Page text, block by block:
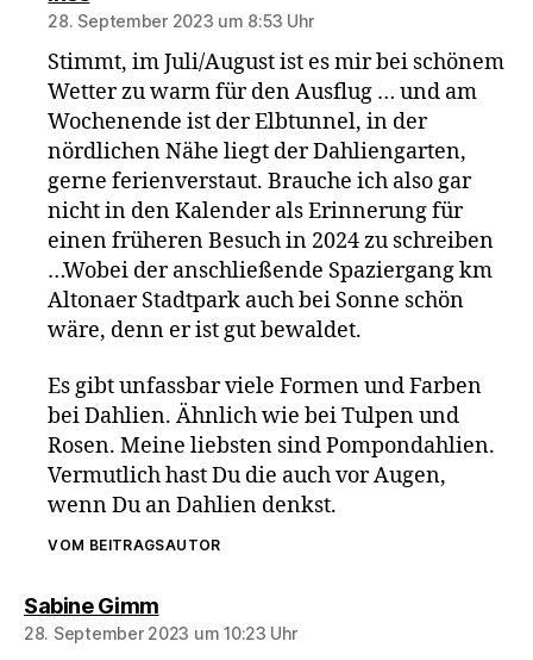
28. September 2023 um 8:53 Uhr
Stimmt, im Juli/August ist es mir bei schönem
Wetter zu warm für den Ausflug … und am
Wochenende ist der Elbtunnel, in der
nördlichen Nähe liegt der Dahliengarten,
gerne ferienverstaut. Brauche ich also gar
nicht in den Kalender als Erinnerung für
einen früheren Besuch in 2024 zu schreiben
…Wobei der anschließende Spaziergang km
Altonaer Stadtpark auch bei Sonne schön
wäre, denn er ist gut bewaldet.
Es gibt unfassbar viele Formen und Farben
bei Dahlien. Ähnlich wie bei Tulpen und
Rosen. Meine liebsten sind Pompondahlien.
Vermutlich hast Du die auch vor Augen,
wenn Du an Dahlien denkst.
VOM BEITRAGSAUTOR
Sabine Gimmsagt:
28. September 2023 um 10:23 Uhr